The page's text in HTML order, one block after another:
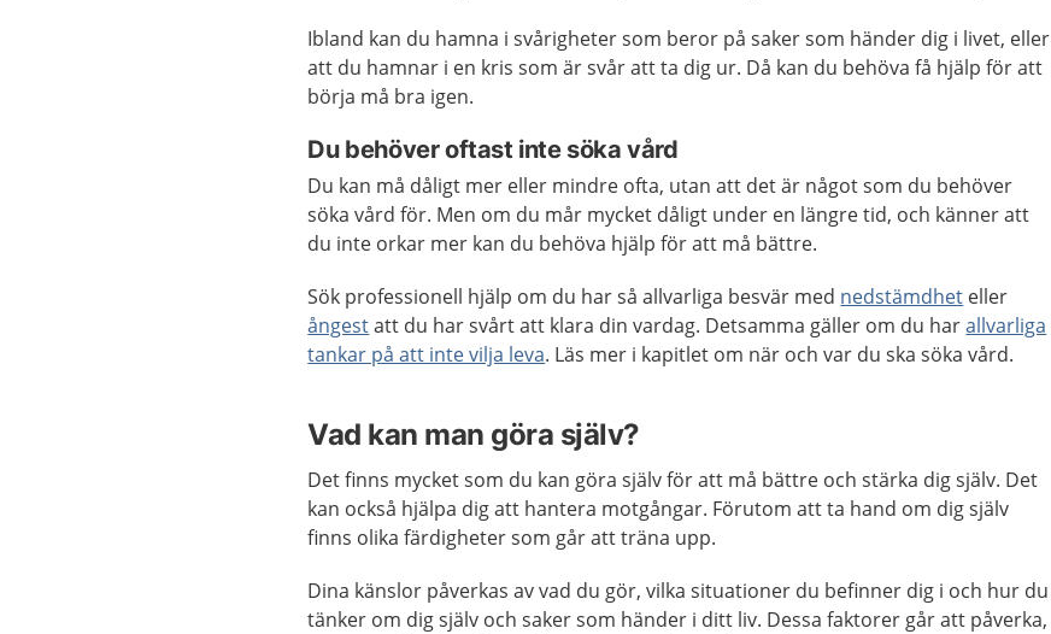
Ibland kan du hamna i svårigheter som beror på saker som händer dig i livet, eller
att du hamnar i en kris som är svår att ta dig ur. Då kan du behöva få hjälp för att
börja må bra igen.
Du behöver oftast inte söka vård
Du kan må dåligt mer eller mindre ofta, utan att det är något som du behöver
söka vård för. Men om du mår mycket dåligt under en längre tid, och känner att
du inte orkar mer kan du behöva hjälp för att må bättre.
Sök professionell hjälp om du har så allvarliga besvär med nedstämdhet eller
ångestatt du har svårt att klara din vardag. Detsamma gäller om du harallvarliga
tankar på att inte vilja leva. Läs mer i kapitlet om när och var du ska söka vård.
Vad kan man göra själv?
Det finns mycket som du kan göra själv för att må bättre och stärka dig själv. Det
kan också hjälpa dig att hantera motgångar. Förutom att ta hand om dig själv
finns olika färdigheter som går att träna upp.
Dina känslor påverkas av vad du gör, vilka situationer du befinner dig i och hur du
tänker om dig själv och saker som händer i ditt liv. Dessa faktorer går att påverka,